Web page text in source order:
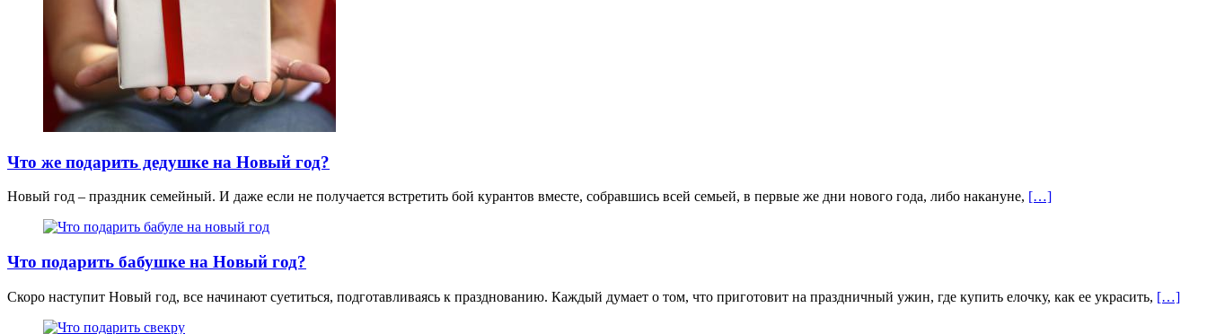
Что же подарить дедушке на Новый год?
Новый год – праздник семейный. И даже если не получается встретить бой курантов вместе, собравшись всей семьей, в первые же дни нового года, либо накануне, […]
Что подарить бабушке на Новый год?
Скоро наступит Новый год, все начинают суетиться, подготавливаясь к празднованию. Каждый думает о том, что приготовит на праздничный ужин, где купить елочку, как ее украсить, […]